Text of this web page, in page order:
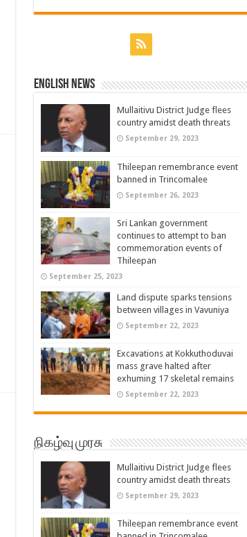
English News
Mullaitivu District Judge flees
country amidst death threats
September 29, 2023
Thileepan remembrance event
banned in Trincomalee
September 26, 2023
Sri Lankan government
continues to attempt to ban
commemoration events of
Thileepan
September 25, 2023
Land dispute sparks tensions
between villages in Vavuniya
September 22, 2023
Excavations at Kokkuthoduvai
mass grave halted after
exhuming 17 skeletal remains
September 22, 2023
நிகழ்வு முரசு
Mullaitivu District Judge flees
country amidst death threats
September 29, 2023
Thileepan remembrance event